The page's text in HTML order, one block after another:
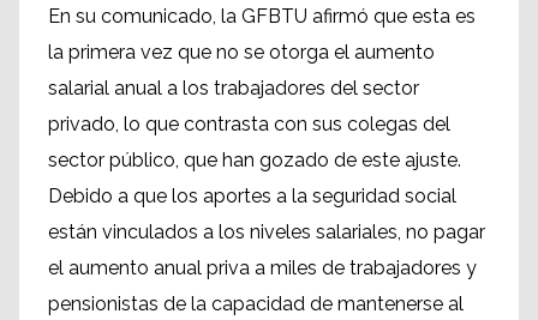
En su comunicado, la GFBTU afirmó que esta es
la primera vez que no se otorga el aumento
salarial anual a los trabajadores del sector
privado, lo que contrasta con sus colegas del
sector público, que han gozado de este ajuste.
Debido a que los aportes a la seguridad social
están vinculados a los niveles salariales, no pagar
el aumento anual priva a miles de trabajadores y
pensionistas de la capacidad de mantenerse al